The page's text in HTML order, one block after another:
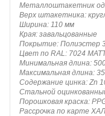
Металлоштакетник
Верх штакетника:
Ширина: 110 мм
Края: завальцованные
Покрытие: Полиэстер
Цвет по RAL: 7024
Минимальная длина:
Максимальная длина:
Содержание цинка: Zn
Стальной
Порошковая краска:
Рассрочка по карте